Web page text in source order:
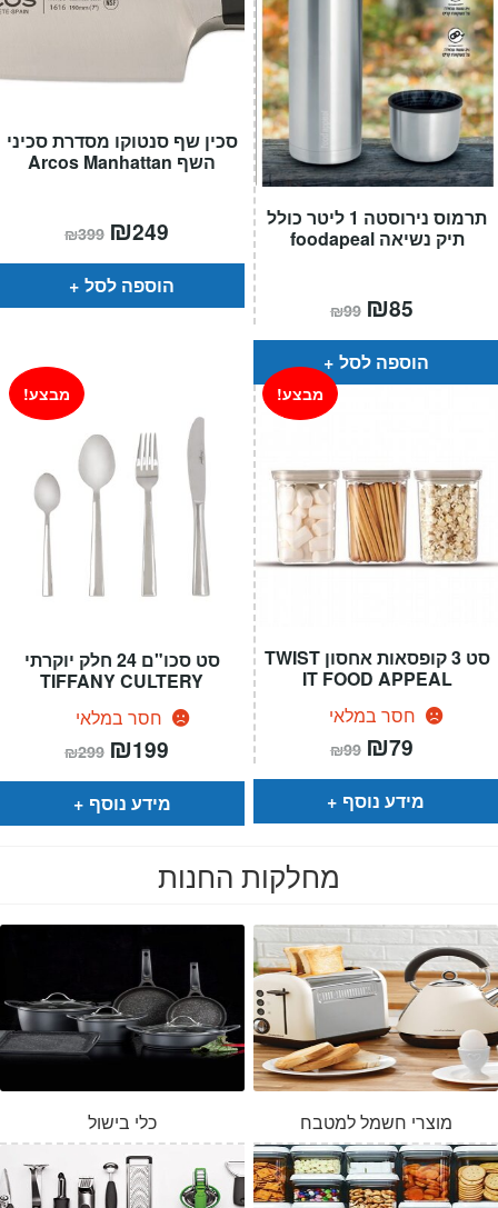
סכין שף סנטוקו מסדרת סכיני
השף Arcos Manhattan
₪399 המחיר
המקורי
היה:
₪399.
₪249
הוא:
הוספה לסל
תרמוס נירוסטה 1 ליטר כולל
תיק נשיאה foodapeal
₪99 המחיר
המקורי
היה:
₪99.
₪85
הוא:
הוספה לסל
סט סכו"ם 24 חלק יוקרתי
TIFFANY CULTERY
חסר במלאי
מבצע!
₪299 המחיר
המקורי
היה:
₪299.
₪199
הוא:
מידע נוסף
סט 3 קופסאות אחסון TWIST
IT FOOD APPEAL
חסר במלאי
מבצע!
₪99 המחיר
המקורי
היה:
₪99.
₪79
הוא:
מידע נוסף
מחלקות החנות
כלי בישול מוצרי חשמל למטבח